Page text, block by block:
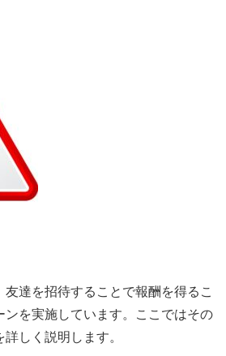
友達を招待することで報酬を得るこ
ンを実施しています。ここではその
しく説明します。